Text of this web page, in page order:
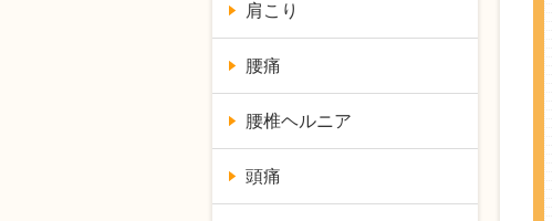
肩こり
腰痛
腰椎ヘルニア
頭痛